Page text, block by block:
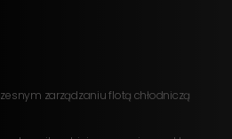
zarządzaniu flotą chłodniczą